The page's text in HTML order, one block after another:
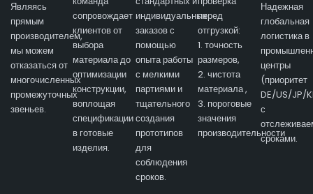
Являясь
прямым
производителем,
мы можем
отказаться от
многочисленных
промежуточных
звеньев.
сопровождает
клиентов от
выбора
материала до
оптимизации
конструкции,
воплощая
спецификации
в готовые
изделия.
индивидуальных
заказов с
помощью
опыта работы
с мелкими
партиями и
тщательного
создания
прототипов
для
соблюдения
сроков.
перед
отгрузкой:
1. точность
размеров,
2. чистота
материала ,
3. пороговые
значения
производительности
Надежная
глобальная
логистика в
центры
(приоритет
DE/US/JP/
с
сроками.